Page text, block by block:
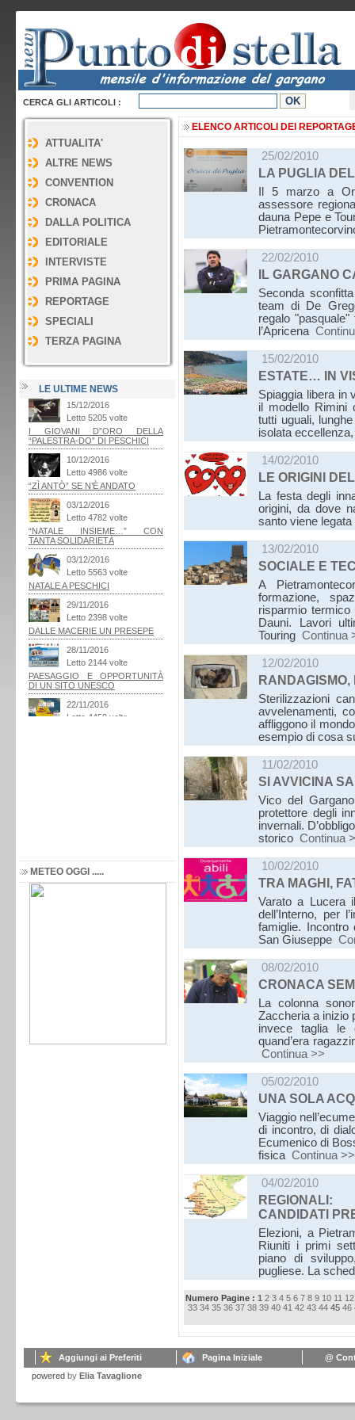
CERCA GLI ARTICOLI :
ATTUALITA'
ALTRE NEWS
CONVENTION
CRONACA
DALLA POLITICA
EDITORIALE
INTERVISTE
PRIMA PAGINA
REPORTAGE
SPECIALI
TERZA PAGINA
LE ULTIME NEWS
METEO OGGI .....
ELENCO ARTICOLI DEI
25/02/2010
LA PUGLIA
Il 5 marzo a
assessore
dauna Pepe e
22/02/2010
IL GARGANO
Seconda
team di De
regalo
l’Apricena
15/02/2010
ESTATE… IN
Spiaggia libera in
il modello Rimini
tutti uguali,
isolata
14/02/2010
LE ORIGINI
La festa degli
origini, da dove
santo viene
13/02/2010
SOCIALE E
A
formazione,
risparmio termico
Dauni. Lavori
Touring Continua
12/02/2010
Sterilizzazioni
avvelenamenti,
affliggono il
esempio di cosa
11/02/2010
SI AVVICINA
Vico del
protettore degli
invernali.
storico Continua
10/02/2010
TRA MAGHI,
Varato a Lucera
dell’Interno, per
famiglie. Incontro
San Giuseppe
08/02/2010
CRONACA
La colonna
Zaccheria a inizio
invece taglia le
quand’era
Continua >>
05/02/2010
UNA SOLA
Viaggio
di incontro, di
Ecumenico di
fisica Continua >>
04/02/2010
REGIONALI:
CANDIDATI
Elezioni, a
Riuniti i primi
piano di
pugliese. La
Numero Pagine : 1 2 3 4 5 6 7 8 9 10 11 12
33 34 35 36 37 38 39 40 41 42 43 4445 46
Aggiungi ai Preferiti Pagina Iniziale
@
powered by Elia Tavaglione